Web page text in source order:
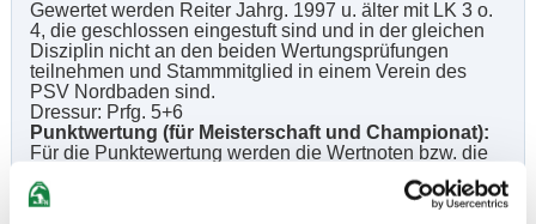
Gewertet werden Reiter Jahrg. 1997 u. älter mit LK 3 o.
4, die geschlossen eingestuft sind und in der gleichen
Disziplin nicht an den beiden Wertungsprüfungen
teilnehmen und Stammmitglied in einem Verein des
PSV Nordbaden sind.
Dressur: Prfg. 5+6
Punktwertung (für Meisterschaft und Championat):
Für die Punktewertung werden die Wertnoten bzw. die
Wertungsprüfungen addiert. Teilnehmer, die eine WP
nicht beenden, erhalten 0 Punkte, bleiben aber in der